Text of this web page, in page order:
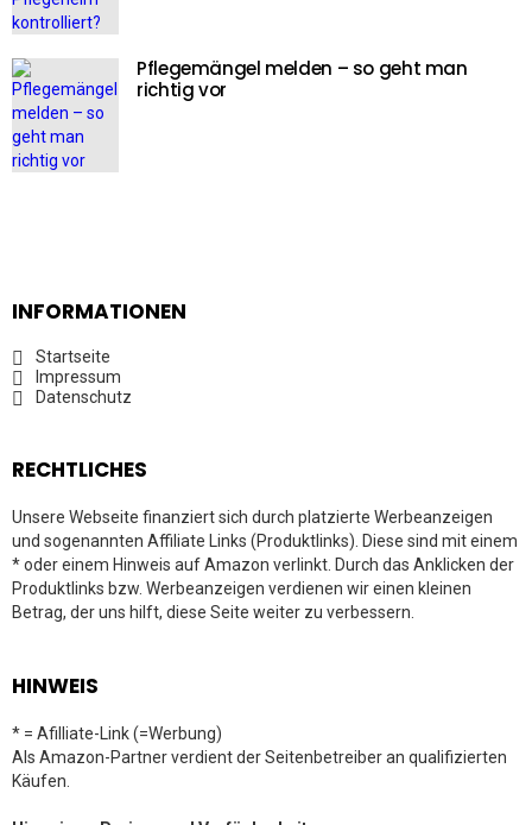
Pflegemängel melden – so geht man
richtig vor
INFORMATIONEN
Startseite
Impressum
Datenschutz
RECHTLICHES
Unsere Webseite finanziert sich durch platzierte Werbeanzeigen
und sogenannten Affiliate Links (Produktlinks). Diese sind mit einem
* oder einem Hinweis auf Amazon verlinkt. Durch das Anklicken der
Produktlinks bzw. Werbeanzeigen verdienen wir einen kleinen
Betrag, der uns hilft, diese Seite weiter zu verbessern.
HINWEIS
* = Afilliate-Link (=Werbung)
Als Amazon-Partner verdient der Seitenbetreiber an qualifizierten
Käufen.